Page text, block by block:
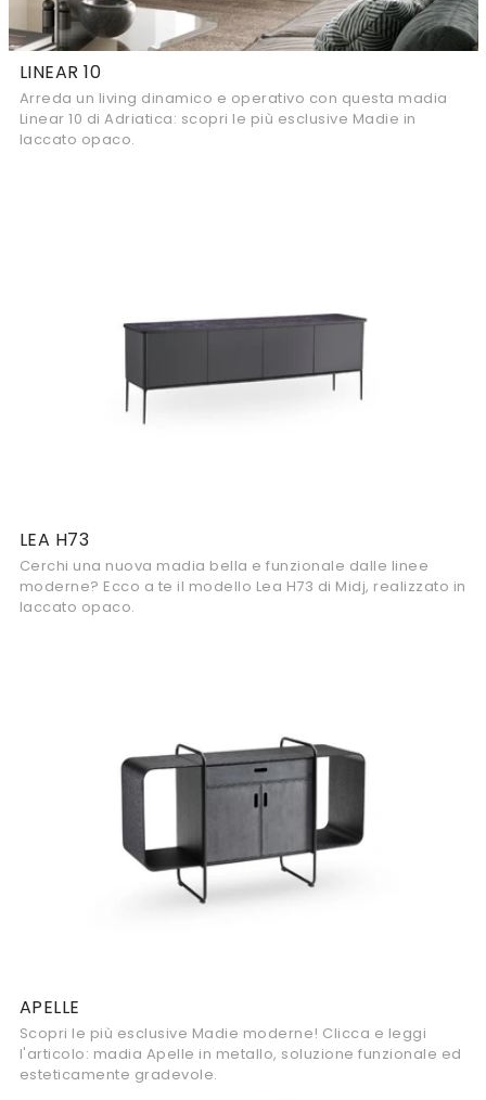
LINEAR 10
Arreda un living dinamico e operativo con questa madia
Linear 10 di Adriatica: scopri le più esclusive Madie in
laccato opaco.
LEA H73
Cerchi una nuova madia bella e funzionale dalle linee
moderne? Ecco a te il modello Lea H73 di Midj, realizzato in
laccato opaco.
APELLE
Scopri le più esclusive Madie moderne! Clicca e leggi
l'articolo: madia Apelle in metallo, soluzione funzionale ed
esteticamente gradevole.